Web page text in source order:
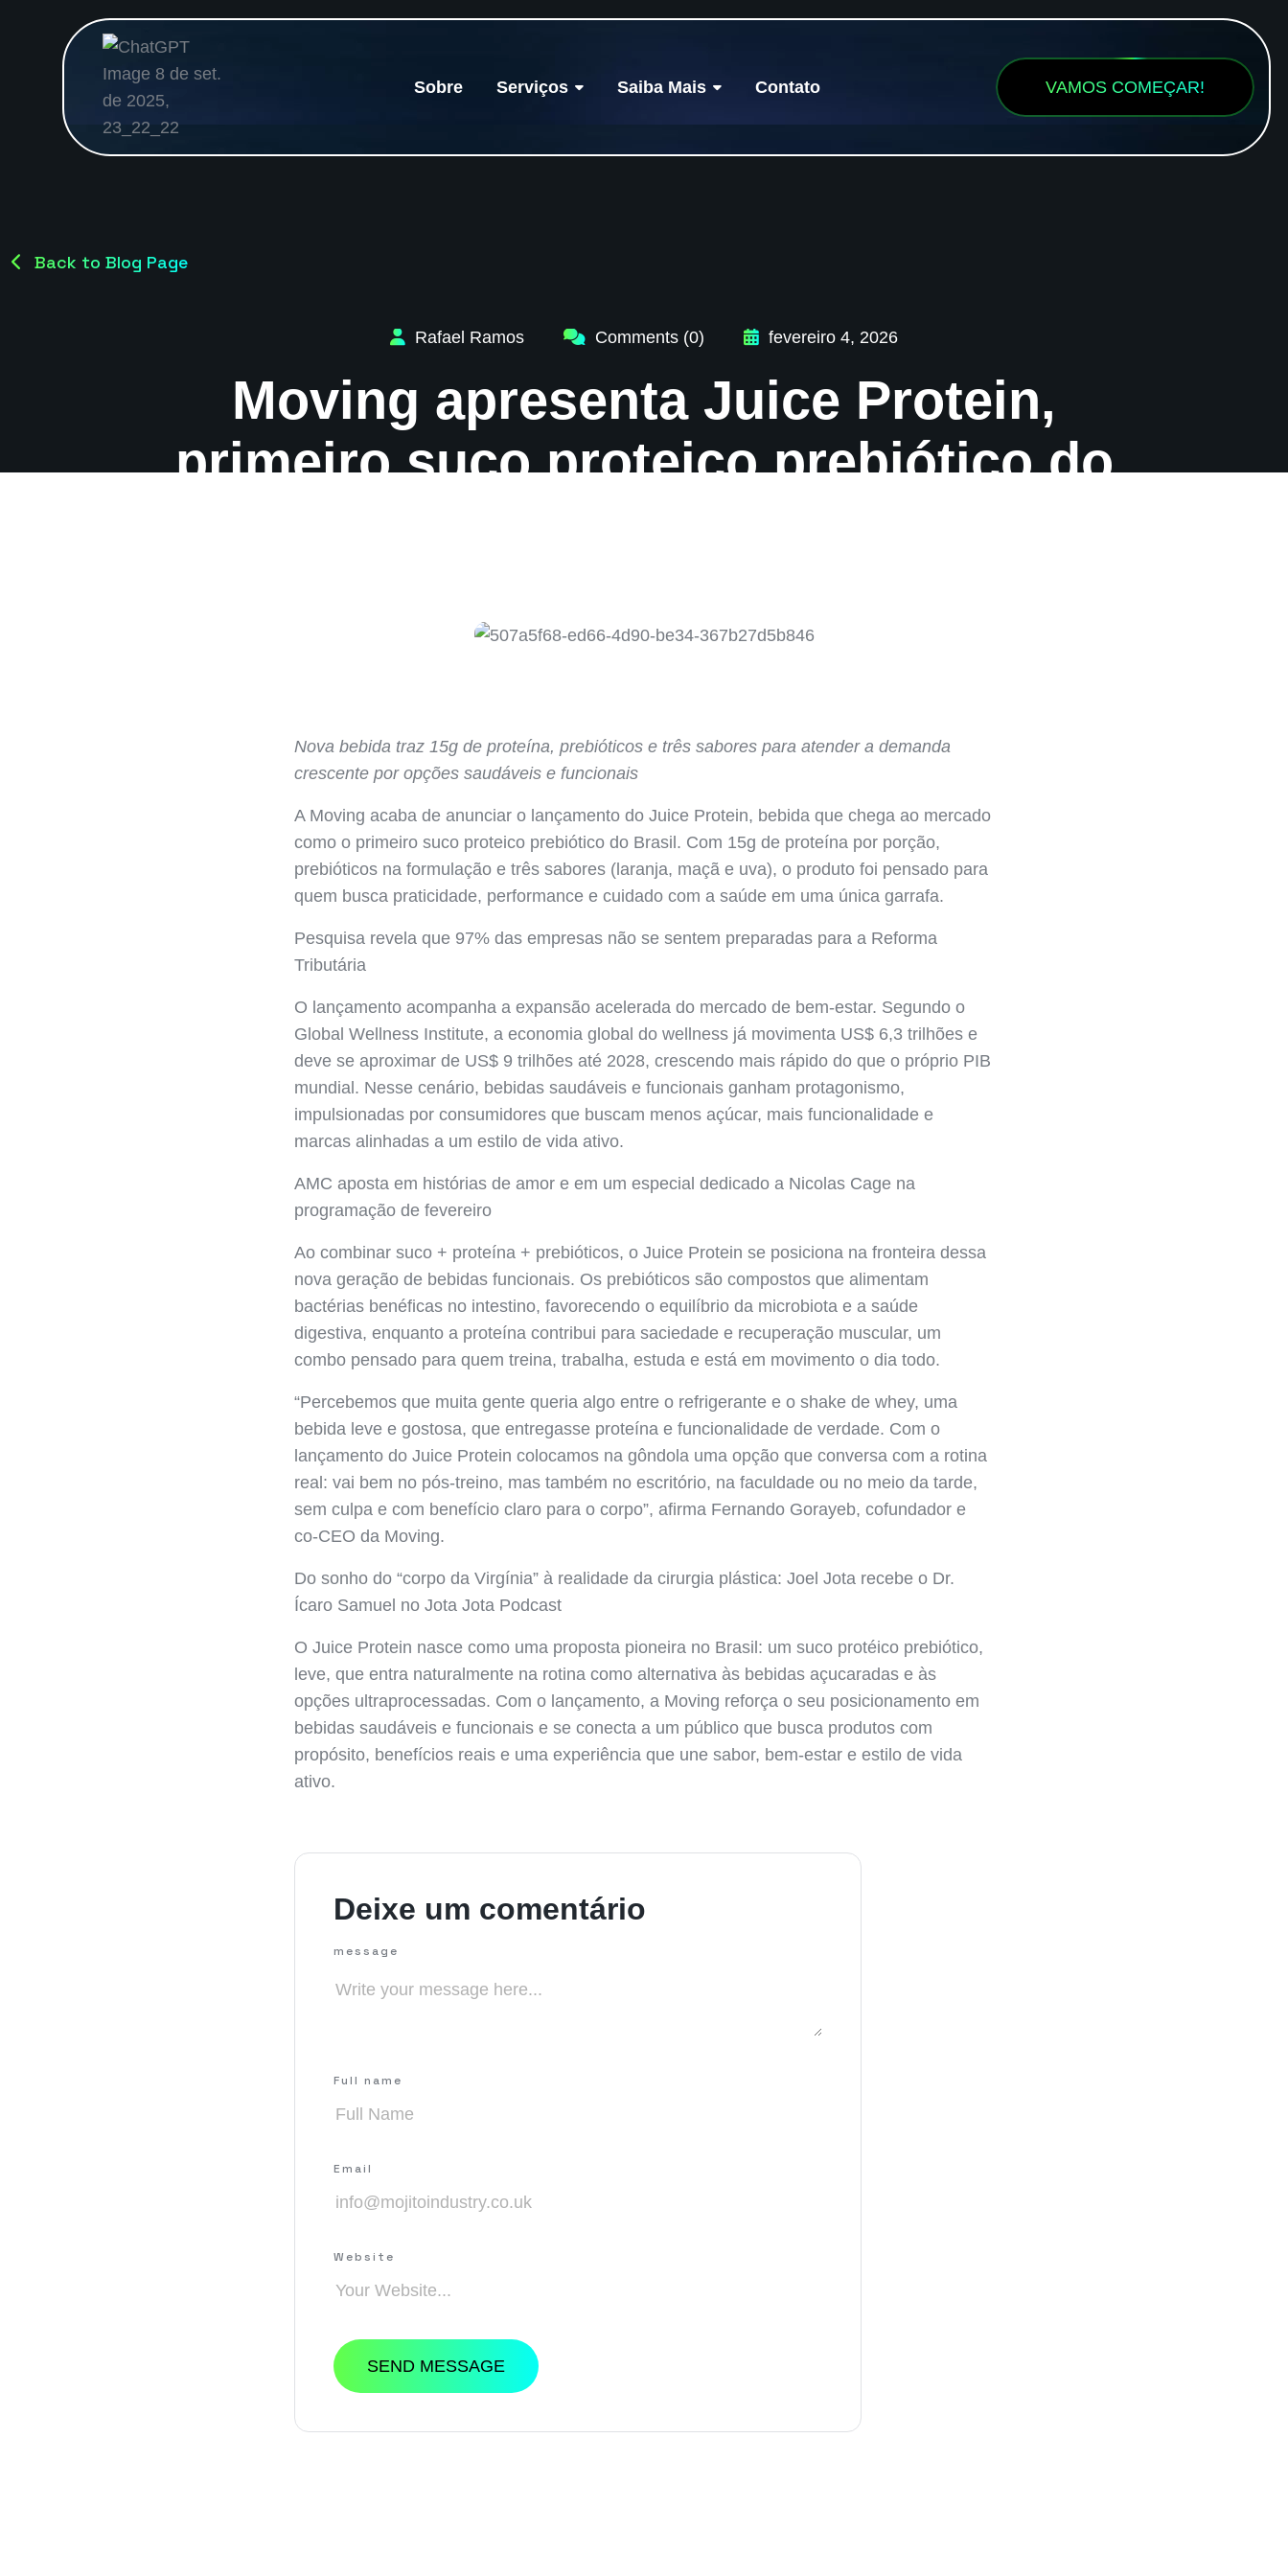
Sobre Serviços Saiba Mais Contato VAMOS COMEÇAR!
Back to Blog Page
Rafael Ramos Comments (0) fevereiro 4, 2026
Moving apresenta Juice Protein,
primeiro suco proteico prebiótico do
Nova bebida traz 15g de proteína, prebióticos e três sabores para atender a demanda
crescente por opções saudáveis e funcionais
A Moving acaba de anunciar o lançamento do Juice Protein, bebida que chega ao mercado
como o primeiro suco proteico prebiótico do Brasil. Com 15g de proteína por porção,
prebióticos na formulação e três sabores (laranja, maçã e uva), o produto foi pensado para
quem busca praticidade, performance e cuidado com a saúde em uma única garrafa.
Pesquisa revela que 97% das empresas não se sentem preparadas para a Reforma
Tributária
O lançamento acompanha a expansão acelerada do mercado de bem-estar. Segundo o
Global Wellness Institute, a economia global do wellness já movimenta US$ 6,3 trilhões e
deve se aproximar de US$ 9 trilhões até 2028, crescendo mais rápido do que o próprio PIB
mundial. Nesse cenário, bebidas saudáveis e funcionais ganham protagonismo,
impulsionadas por consumidores que buscam menos açúcar, mais funcionalidade e
marcas alinhadas a um estilo de vida ativo.
AMC aposta em histórias de amor e em um especial dedicado a Nicolas Cage na
programação de fevereiro
Ao combinar suco + proteína + prebióticos, o Juice Protein se posiciona na fronteira dessa
nova geração de bebidas funcionais. Os prebióticos são compostos que alimentam
bactérias benéficas no intestino, favorecendo o equilíbrio da microbiota e a saúde
digestiva, enquanto a proteína contribui para saciedade e recuperação muscular, um
combo pensado para quem treina, trabalha, estuda e está em movimento o dia todo.
“Percebemos que muita gente queria algo entre o refrigerante e o shake de whey, uma
bebida leve e gostosa, que entregasse proteína e funcionalidade de verdade. Com o
lançamento do Juice Protein colocamos na gôndola uma opção que conversa com a rotina
real: vai bem no pós-treino, mas também no escritório, na faculdade ou no meio da tarde,
sem culpa e com benefício claro para o corpo”, afirma Fernando Gorayeb, cofundador e
co-CEO da Moving.
Do sonho do “corpo da Virgínia” à realidade da cirurgia plástica: Joel Jota recebe o Dr.
Ícaro Samuel no Jota Jota Podcast
O Juice Protein nasce como uma proposta pioneira no Brasil: um suco protéico prebiótico,
leve, que entra naturalmente na rotina como alternativa às bebidas açucaradas e às
opções ultraprocessadas. Com o lançamento, a Moving reforça o seu posicionamento em
bebidas saudáveis e funcionais e se conecta a um público que busca produtos com
propósito, benefícios reais e uma experiência que une sabor, bem-estar e estilo de vida
ativo.
Deixe um comentário
message
Full name
Email
Website
SEND MESSAGE